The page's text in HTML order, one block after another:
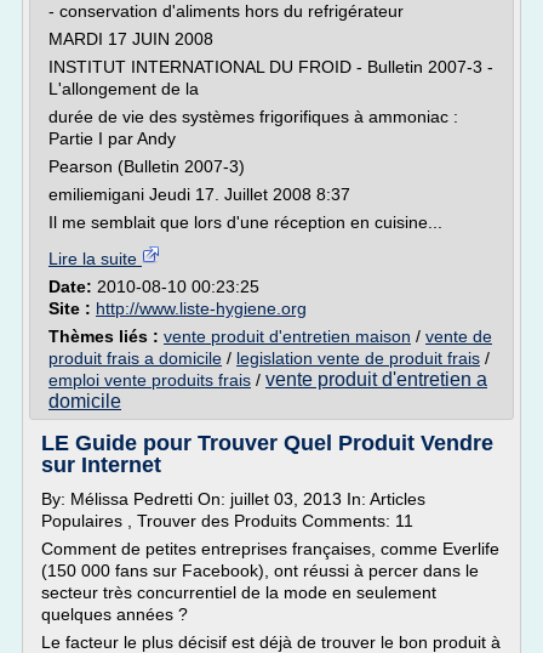
- conservation d'aliments hors du refrigérateur
MARDI 17 JUIN 2008
INSTITUT INTERNATIONAL DU FROID - Bulletin 2007-3 -
L'allongement de la
durée de vie des systèmes frigorifiques à ammoniac :
Partie I par Andy
Pearson (Bulletin 2007-3)
emiliemigani Jeudi 17. Juillet 2008 8:37
Il me semblait que lors d'une réception en cuisine...
Lire la suite
Date: 2010-08-10 00:23:25
Site : http://www.liste-hygiene.org
Thèmes liés : vente produit d'entretien maison / vente de
produit frais a domicile / legislation vente de produit frais /
emploi vente produits frais / vente produit d'entretien a
domicile
LE Guide pour Trouver Quel Produit Vendre
sur Internet
By: Mélissa Pedretti On: juillet 03, 2013 In: Articles
Populaires , Trouver des Produits Comments: 11
Comment de petites entreprises françaises, comme Everlife
(150 000 fans sur Facebook), ont réussi à percer dans le
secteur très concurrentiel de la mode en seulement
quelques années ?
Le facteur le plus décisif est déjà de trouver le bon produit à